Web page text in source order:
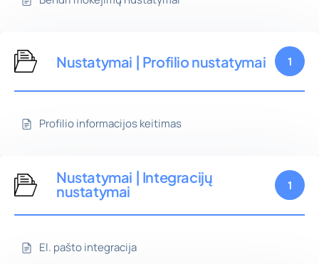
Nustatymai | Profilio nustatymai 1
Profilio informacijos keitimas
Nustatymai | Integracijų
nustatymai
1
El. pašto integracija